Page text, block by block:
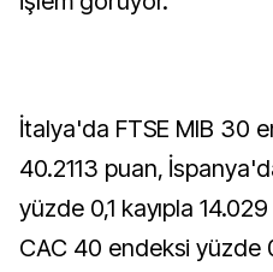
İtalya'da FTSE MIB 30
40.2113 puan,
yüzde 0,1 kayıpla
CAC 40 endeksi yüzde